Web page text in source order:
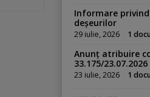
Informare
deșeurilor
29 iulie, 2026 1
Anunț atribuire
33.175/23.07.2026
23 iulie, 2026 1